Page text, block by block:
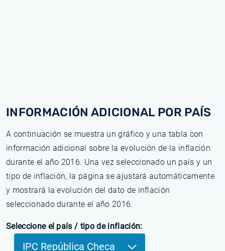
INFORMACIÓN ADICIONAL POR PAÍS
A continuación se muestra un gráfico y una tabla con
información adicional sobre la evolución de la inflación
durante el año 2016. Una vez seleccionado un país y un
tipo de inflación, la página se ajustará automáticamente
y mostrará la evolución del dato de inflación
seleccionado durante el año 2016.
Seleccione el país / tipo de inflación:
IPC República Checa